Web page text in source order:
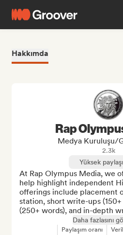
Hakkımda
Rap
Medya Kuruluşu/
2.3k
Yüksek
At Rap Olympus Media, we
help highlight independent
offerings include placement
station, short write-ups
(250+ words), and in-depth
Daha fazlasını
Paylaşım oranı